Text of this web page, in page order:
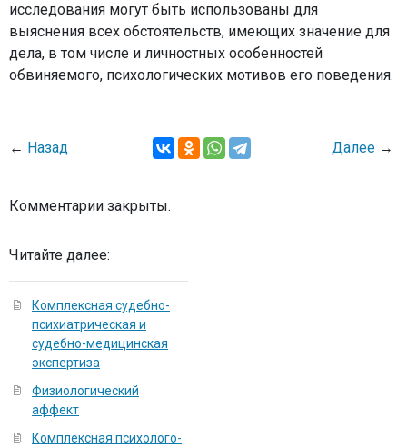
исследования могут быть использованы для
выяснения всех обстоятельств, имеющих значение для
дела, в том числе и личностных особенностей
обвиняемого, психологических мотивов его поведения.
← Назад Далее →
Комментарии закрыты.
Читайте далее:
Комплексная судебно-
психиатрическая и
судебно-медицинская
экспертиза
Физиологический
аффект
Комплексная психолого-